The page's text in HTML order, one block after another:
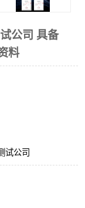
公司 具备
料
试公司